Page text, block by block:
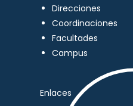
Direcciones
Coordinaciones
Facultades
Campus
Enlaces